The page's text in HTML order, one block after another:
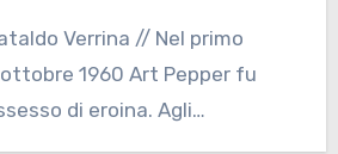
Verrina // Nel primo
1960 Art Pepper fu
di eroina. Agli…